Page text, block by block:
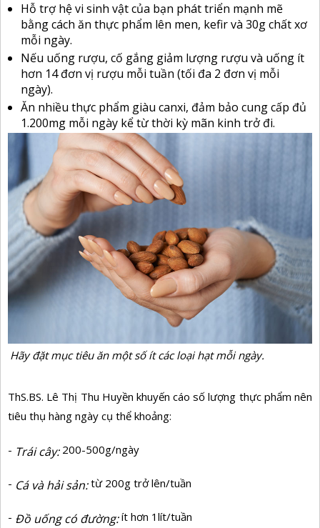
Hỗ trợ hệ vi sinh vật của bạn phát triển mạnh mẽ
bằng cách ăn thực phẩm lên men, kefir và 30g chất xơ
mỗi ngày.
Nếu uống rượu, cố gắng giảm lượng rượu và uống ít
hơn 14 đơn vị rượu mỗi tuần (tối đa 2 đơn vị mỗi
ngày).
Ăn nhiều thực phẩm giàu canxi, đảm bảo cung cấp đủ
1.200mg mỗi ngày kể từ thời kỳ mãn kinh trở đi.
Hãy đặt mục tiêu ăn một số ít các loại hạt mỗi ngày.
ThS.BS. Lê Thị Thu Huyền khuyến cáo số lượng thực phẩm nên
tiêu thụ hàng ngày cụ thể khoảng:
- Trái cây: 200-500g/ngày
- Cá và hải sản: từ 200g trở lên/tuần
- Đồ uống có đường: ít hơn 1lít/tuần